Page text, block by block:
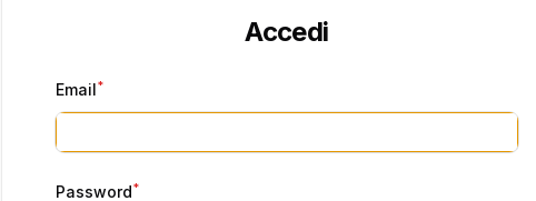
Accedi
Email*
Password*